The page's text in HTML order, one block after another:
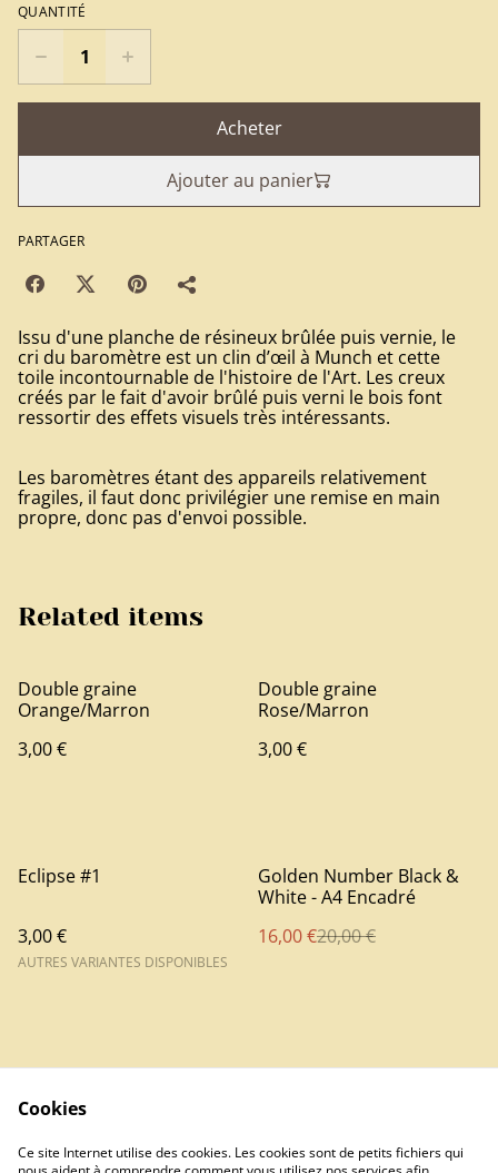
QUANTITÉ
Acheter
Ajouter au panier
PARTAGER
Issu d'une planche de résineux brûlée puis vernie, le
cri du baromètre est un clin d’œil à Munch et cette
toile incontournable de l'histoire de l'Art. Les creux
créés par le fait d'avoir brûlé puis verni le bois font
ressortir des effets visuels très intéressants.
Les baromètres étant des appareils relativement
fragiles, il faut donc privilégier une remise en main
propre, donc pas d'envoi possible.
Related items
Double graine
Orange/Marron
3,00 €
Double graine
Rose/Marron
3,00 €
Eclipse #1
3,00 €
AUTRES VARIANTES DISPONIBLES
%
Golden Number Black &
White - A4 Encadré
16,00 €20,00 €
Contact
Cookies
Ce site Internet utilise des cookies. Les cookies sont de petits fichiers qui